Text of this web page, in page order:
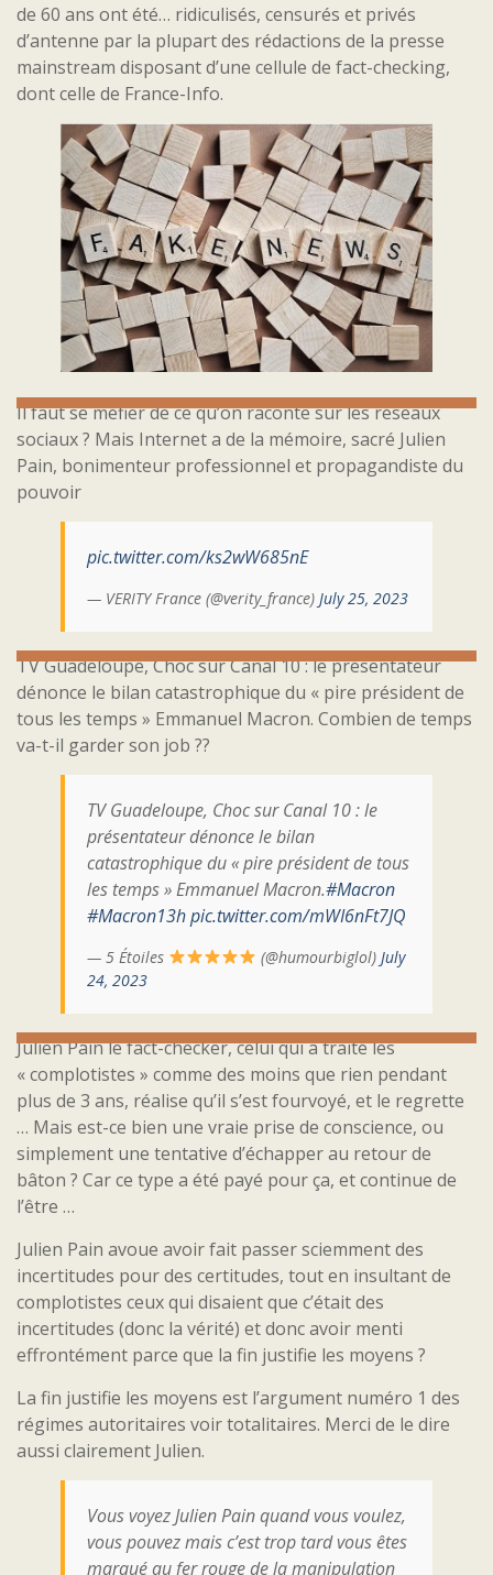
de 60 ans ont été… ridiculisés, censurés et privés
d’antenne par la plupart des rédactions de la presse
mainstream disposant d’une cellule de fact-checking,
dont celle de France-Info.
Il faut se méfier de ce qu’on raconte sur les réseaux
sociaux ? Mais Internet a de la mémoire, sacré Julien
Pain, bonimenteur professionnel et propagandiste du
pouvoir
pic.twitter.com/ks2wW685nE
— VERITY France (@verity_france) July 25, 2023
TV Guadeloupe, Choc sur Canal 10 : le présentateur
dénonce le bilan catastrophique du « pire président de
tous les temps » Emmanuel Macron. Combien de temps
va-t-il garder son job ??
TV Guadeloupe, Choc sur Canal 10 : le
présentateur dénonce le bilan
catastrophique du « pire président de tous
les temps » Emmanuel Macron.#Macron
#Macron13hpic.twitter.com/mWI6nFt7JQ
— 5 Étoiles (@humourbiglol) July
24, 2023
Julien Pain le fact-checker, celui qui a traité les
« complotistes » comme des moins que rien pendant
plus de 3 ans, réalise qu’il s’est fourvoyé, et le regrette
… Mais est-ce bien une vraie prise de conscience, ou
simplement une tentative d’échapper au retour de
bâton ? Car ce type a été payé pour ça, et continue de
l’être …
Julien Pain avoue avoir fait passer sciemment des
incertitudes pour des certitudes, tout en insultant de
complotistes ceux qui disaient que c’était des
incertitudes (donc la vérité) et donc avoir menti
effrontément parce que la fin justifie les moyens ?
La fin justifie les moyens est l’argument numéro 1 des
régimes autoritaires voir totalitaires. Merci de le dire
aussi clairement Julien.
Vous voyez Julien Pain quand vous voulez,
vous pouvez mais c’est trop tard vous êtes
marqué au fer rouge de la manipulation